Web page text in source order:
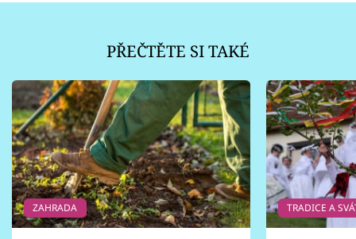
PŘEČTĚTE SI TAKÉ
ZAHRADA TRADICE A